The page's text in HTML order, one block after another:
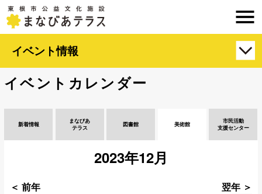
イベント情報
イベントカレンダー
新着情報
まなびあ
テラス
図書館 美術館
市民活動
支援センター
2023年12月
＜ 前年 翌年 ＞